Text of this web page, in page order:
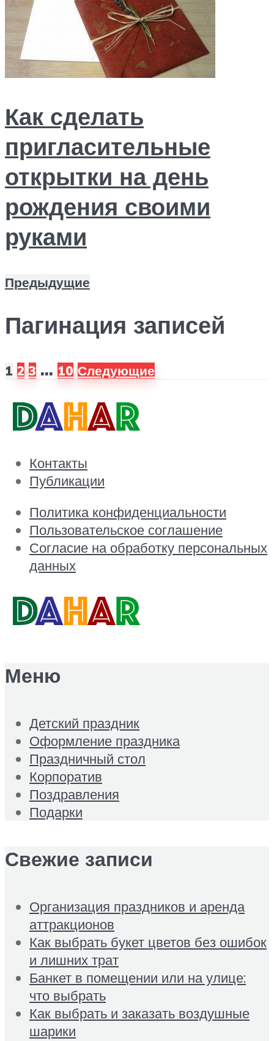
Как сделать
пригласительные
открытки на день
рождения своими
руками
Предыдущие
Пагинация записей
1 2 3 … 10 Следующие
Контакты
Публикации
Политика конфиденциальности
Пользовательское соглашение
Согласие на обработку персональных
данных
Меню
Детский праздник
Оформление праздника
Праздничный стол
Корпоратив
Поздравления
Подарки
Свежие записи
Организация праздников и аренда
аттракционов
Как выбрать букет цветов без ошибок
и лишних трат
Банкет в помещении или на улице:
что выбрать
Как выбрать и заказать воздушные
шарики